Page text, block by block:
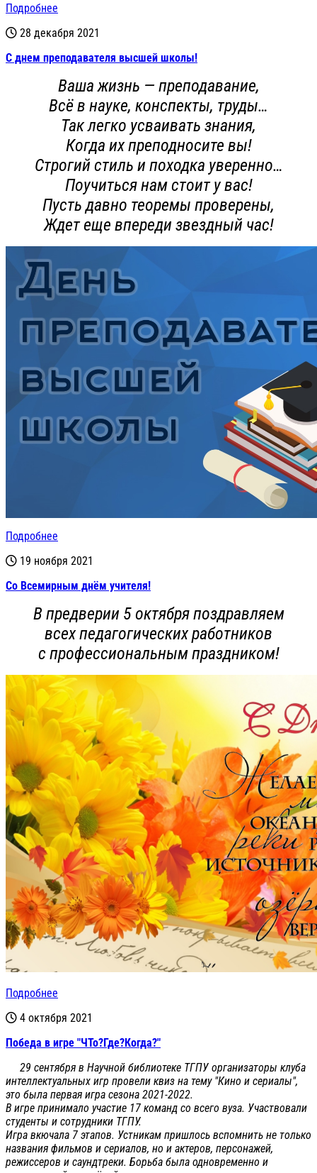
Подробнее
28 декабря 2021
С днем преподавателя высшей школы!
Ваша жизнь — преподавание,
Всё в науке, конспекты, труды…
Так легко усваивать знания,
Когда их преподносите вы!
Строгий стиль и походка уверенно…
Поучиться нам стоит у вас!
Пусть давно теоремы проверены,
Ждет еще впереди звездный час!
Подробнее
19 ноября 2021
Со Всемирным днём учителя!
В предверии 5 октября поздравляем
всех педагогических работников
с профессиональным праздником!
Подробнее
4 октября 2021
Победа в игре "ЧТо?Где?Когда?"
29 сентября в Научной библиотеке ТГПУ организаторы клуба
интеллектуальных игр провели квиз на тему "Кино и сериалы",
это была первая игра сезона 2021-2022.
В игре принимало участие 17 команд со всего вуза. Участвовали
студенты и сотрудники ТГПУ.
Игра вкючала 7 этапов. Устникам пришлось вспомнить не только
названия фильмов и сериалов, но и актеров, персонажей,
режиссеров и саундтреки. Борьба была одновременно и